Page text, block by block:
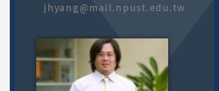
jhyang@mail.npust.edu.tw